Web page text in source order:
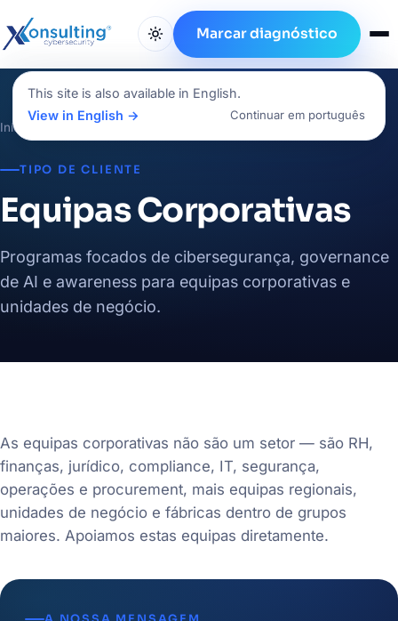
Marcar diagnóstico
Início Equipas Corporativas
TIPO DE CLIENTE
Equipas Corporativas
Programas focados de cibersegurança, governance
de AI e awareness para equipas corporativas e
unidades de negócio.
As equipas corporativas não são um setor — são RH,
finanças, jurídico, compliance, IT, segurança,
operações e procurement, mais equipas regionais,
unidades de negócio e fábricas dentro de grupos
maiores. Apoiamos estas equipas diretamente.
This site is also available in English.
View in English →
Continuar em português